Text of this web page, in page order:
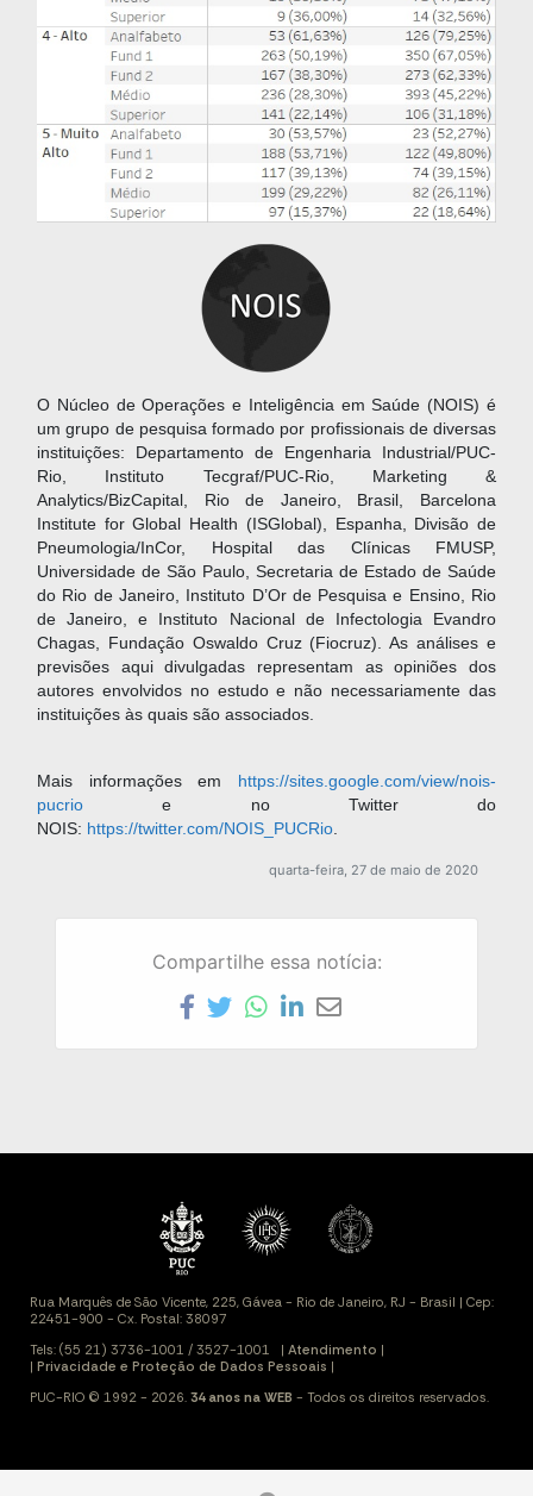
O Núcleo de Operações e Inteligência em Saúde (NOIS) é
um grupo de pesquisa formado por profissionais de diversas
instituições: Departamento de Engenharia Industrial/PUC-
Rio, Instituto Tecgraf/PUC-Rio, Marketing &
Analytics/BizCapital, Rio de Janeiro, Brasil, Barcelona
Institute for Global Health (ISGlobal), Espanha, Divisão de
Pneumologia/InCor, Hospital das Clínicas FMUSP,
Universidade de São Paulo, Secretaria de Estado de Saúde
do Rio de Janeiro, Instituto D’Or de Pesquisa e Ensino, Rio
de Janeiro, e Instituto Nacional de Infectologia Evandro
Chagas, Fundação Oswaldo Cruz (Fiocruz). As análises e
previsões aqui divulgadas representam as opiniões dos
autores envolvidos no estudo e não necessariamente das
instituições às quais são associados.
Mais informações em
https://sites.google.com/view/nois-
pucrio e no Twitter do
NOIS: https://twitter.com/NOIS_PUCRio.
quarta-feira, 27 de maio de 2020
Compartilhe essa notícia: